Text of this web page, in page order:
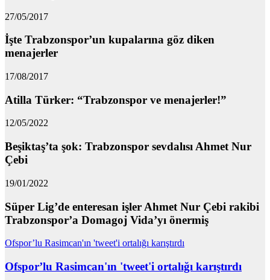
27/05/2017
İşte Trabzonspor’un kupalarına göz diken
menajerler
17/08/2017
Atilla Türker: “Trabzonspor ve menajerler!”
12/05/2022
Beşiktaş’ta şok: Trabzonspor sevdalısı Ahmet Nur
Çebi
19/01/2022
Süper Lig’de enteresan işler Ahmet Nur Çebi rakibi
Trabzonspor’a Domagoj Vida’yı önermiş
Ofspor’lu Rasimcan'ın 'tweet'i ortalığı karıştırdı
Ofspor’lu Rasimcan'ın 'tweet'i ortalığı karıştırdı